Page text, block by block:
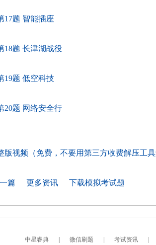
17题 智能插座
18题 长津湖战役
19题 低空科技
20题 网络安全行
版视频（免费，不要用第三方收费解压工
篇 更多资讯 下载模拟考试题
中星睿典 微信刷题 考试资讯